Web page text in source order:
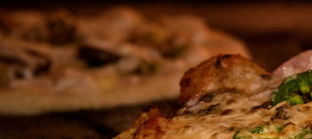
Ga
naar
de
inhoud